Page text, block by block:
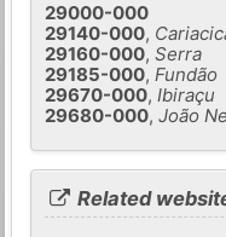
29000-000
29140-000,
29160-000,Serra
29185-000,Fundão
29670-000,Ibiraçu
29680-000,João
Related